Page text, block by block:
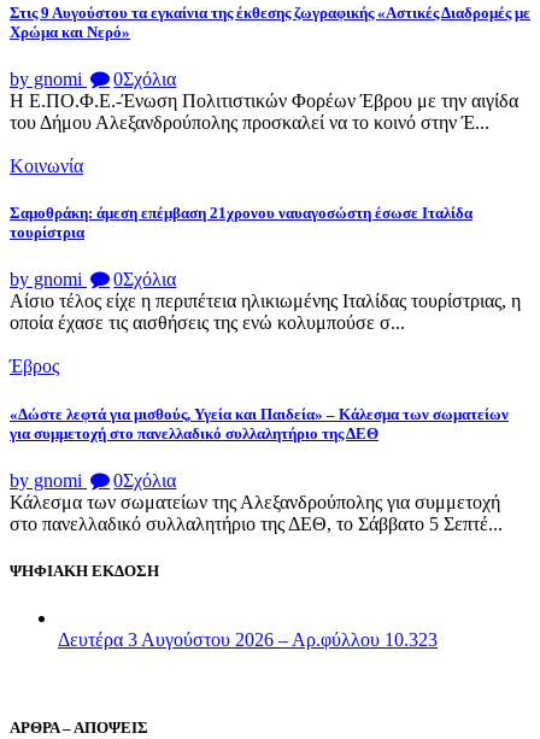
Στις 9 Αυγούστου τα εγκαίνια της έκθεσης ζωγραφικής «Αστικές Διαδρομές με
Χρώμα και Νερό»
by gnomi 0Σχόλια
Η Ε.ΠΟ.Φ.Ε.-Ένωση Πολιτιστικών Φορέων Έβρου με την αιγίδα
του Δήμου Αλεξανδρούπολης προσκαλεί να το κοινό στην Έ...
Κοινωνία
Σαμοθράκη: άμεση επέμβαση 21χρονου ναυαγοσώστη έσωσε Ιταλίδα
τουρίστρια
by gnomi 0Σχόλια
Αίσιο τέλος είχε η περιπέτεια ηλικιωμένης Ιταλίδας τουρίστριας, η
οποία έχασε τις αισθήσεις της ενώ κολυμπούσε σ...
Έβρος
«Δώστε λεφτά για μισθούς, Υγεία και Παιδεία» – Κάλεσμα των σωματείων
για συμμετοχή στο πανελλαδικό συλλαλητήριο της ΔΕΘ
by gnomi 0Σχόλια
Κάλεσμα των σωματείων της Αλεξανδρούπολης για συμμετοχή
στο πανελλαδικό συλλαλητήριο της ΔΕΘ, το Σάββατο 5 Σεπτέ...
ΨΗΦΙΑΚΗ ΕΚΔΟΣΗ
Δευτέρα 3 Αυγούστου 2026 – Αρ.φύλλου 10.323
ΑΡΘΡΑ – ΑΠΟΨΕΙΣ